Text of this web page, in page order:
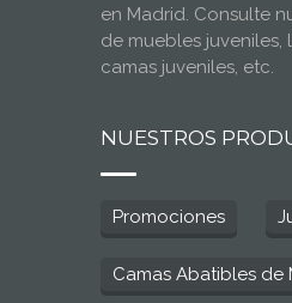
en Madrid. Consulte
de muebles juveniles,
camas juveniles, etc.
NUESTROS
Promociones
Camas Abatibles de